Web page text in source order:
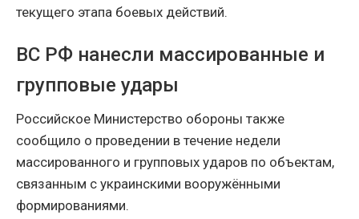
текущего этапа боевых действий.
ВС РФ нанесли массированные и
групповые удары
Российское Министерство обороны также
сообщило о проведении в течение недели
массированного и групповых ударов по объектам,
связанным с украинскими вооружёнными
формированиями.